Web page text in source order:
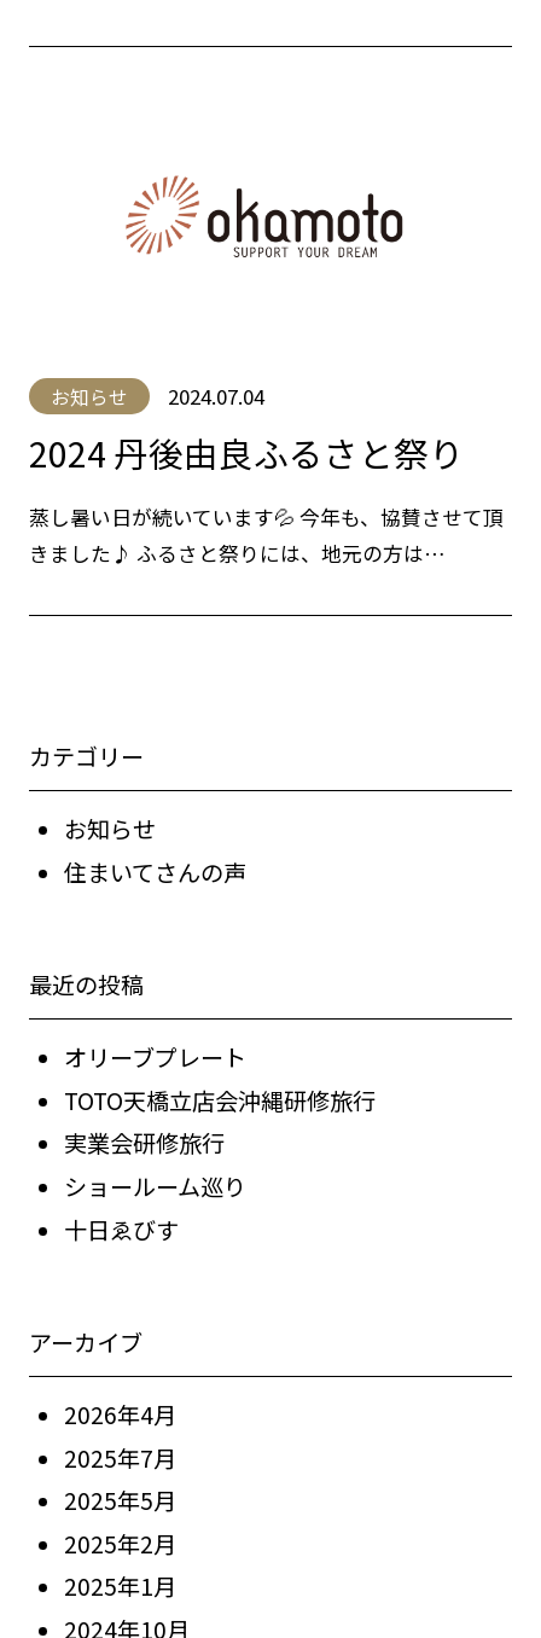
お知らせ 2024.07.04
2024 丹後由良ふるさと祭り
蒸し暑い日が続いています💦 今年も、協賛させて頂
きました♪ ふるさと祭りには、地元の方は…
カテゴリー
お知らせ
住まいてさんの声
最近の投稿
オリーブプレート
TOTO天橋立店会沖縄研修旅行
実業会研修旅行
ショールーム巡り
十日ゑびす
アーカイブ
2026年4月
2025年7月
2025年5月
2025年2月
2025年1月
2024年10月